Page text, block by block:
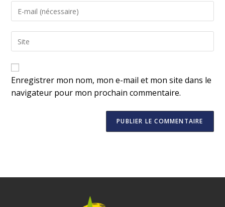
Enregistrer mon nom, mon e-mail et mon site dans le
navigateur pour mon prochain commentaire.